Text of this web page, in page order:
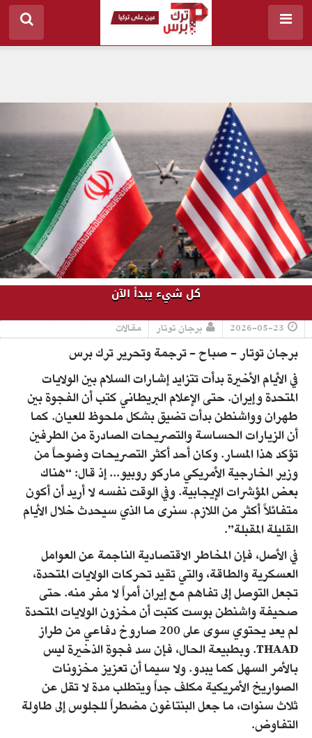
كل شيء يبدأ الآن
2026-05-23 برجان توتار مقالات
برجان توتار - صباح - ترجمة وتحرير ترك برس
في الأيام الأخيرة بدأت تتزايد إشارات السلام بين الولايات
المتحدة وإيران. حتى الإعلام البريطاني كتب أن الفجوة بين
طهران وواشنطن بدأت تضيق بشكل ملحوظ للعيان. كما
أن الزيارات الحساسة والتصريحات الصادرة من الطرفين
تؤكد هذا المسار. وكان أحد أكثر التصريحات وضوحاً من
وزير الخارجية الأمريكي ماركو روبيو... إذ قال: “هناك
بعض المؤشرات الإيجابية. وفي الوقت نفسه لا أريد أن أكون
متفائلاً أكثر من اللازم. سنرى ما الذي سيحدث خلال الأيام
القليلة المقبلة”.
في الأصل، فإن المخاطر الاقتصادية الناجمة عن العوامل
العسكرية والطاقة، والتي تقيد تحركات الولايات المتحدة،
تجعل التوصل إلى تفاهم مع إيران أمراً لا مفر منه. حتى
صحيفة واشنطن بوست كتبت أن مخزون الولايات المتحدة
لم يعد يحتوي سوى على 200 صاروخ دفاعي من طراز
THAAD. وبطبيعة الحال، فإن سد فجوة الذخيرة ليس
بالأمر السهل كما يبدو. ولا سيما أن تعزيز مخزونات
الصواريخ الأمريكية مكلف جداً ويتطلب مدة لا تقل عن
ثلاث سنوات، ما جعل البنتاغون مضطراً للجلوس إلى طاولة
التفاوض.